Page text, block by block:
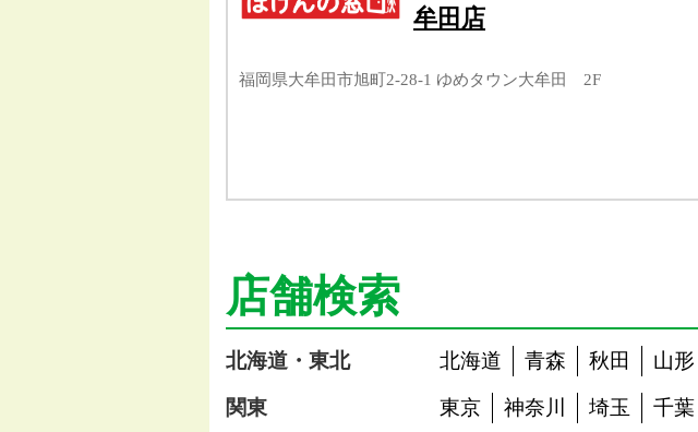
牟田店
福岡県大牟田市旭町2-28-1 ゆめタウン大牟田 2F
店舗検索
北海道・東北 北海道 青森 秋田 山形
関東 東京 神奈川 埼玉 千葉